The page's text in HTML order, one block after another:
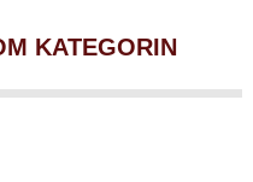
KATEGORIN